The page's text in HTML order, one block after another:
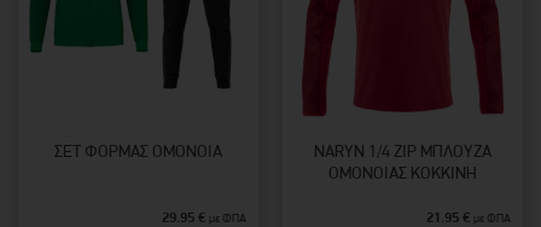
ΣΕΤ ΦΌΡΜΑΣ ΟΜΟΝΟΙΑ
29.95 € με ΦΠΑ
NARYN 1/4 ZIP ΜΠΛΟΎΖΑ
ΟΜΟΝΟΙΑΣ ΚΌΚΚΙΝΗ
21.95 € με ΦΠΑ